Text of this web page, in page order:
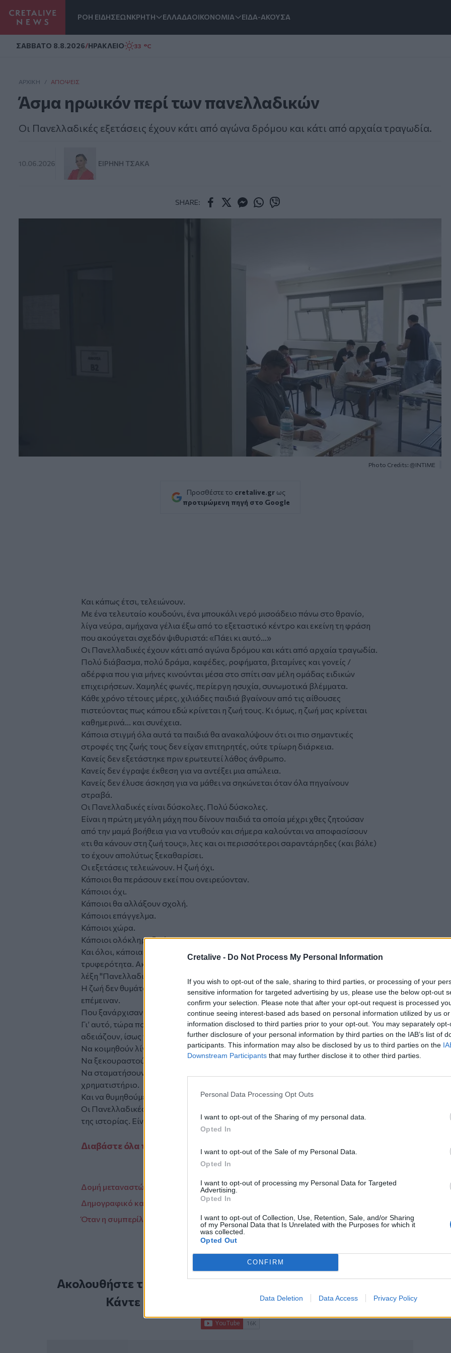
Cretalive - Do Not Process My Personal Information
If you wish to opt-out of the sale, sharing to third parties, or processing of your
sensitive information for targeted advertising by us, please use the below opt-out
confirm your selection. Please note that after your opt-out request is processed
continue seeing interest-based ads based on personal information utilized by us
information disclosed to third parties prior to your opt-out. You may separately
further disclosure of your personal information by third parties on the IAB’s list of
participants. This information may also be disclosed by us to third parties on the
Downstream Participants that may further disclose it to other third parties.
Personal Data Processing Opt Outs
I want to opt-out of the Sharing of my personal data.
Opted In
I want to opt-out of the Sale of my Personal Data.
Opted In
I want to opt-out of processing my Personal Data for Targeted
Advertising.
Opted In
I want to opt-out of Collection, Use, Retention, Sale, and/or Sharing
of my Personal Data that Is Unrelated with the Purposes for which it
was collected.
Opted Out
CONFIRM
Data Deletion Data Access Privacy Policy
ΡΟΗ ΕΙΔΗΣΕΩΝΚΡΗΤΗ ΕΛΛΑΔΑΟΙΚΟΝΟΜΙΑ ΕΙΔΑ-ΑΚΟΥΣΑ
ΣAΒΒΑΤΟ 8.8.2026/ΗΡΑΚΛΕΙΟ 33 °C
ΑΡΧΙΚΗ / ΑΠΌΨΕΙΣ
Άσμα ηρωικόν περί των πανελλαδικών
Οι Πανελλαδικές εξετάσεις έχουν κάτι από αγώνα δρόμου και κάτι από αρχαία τραγωδία.
10.06.2026 ΕΙΡΉΝΗ ΤΣΆΚΑ
SHARE:
Photo Credits: @INTIME
Προσθέστε το cretalive.gr ως
προτιμώμενη πηγή στο Google
Και κάπως έτσι, τελειώνουν.
Με ένα τελευταίο κουδούνι, ένα μπουκάλι νερό μισοάδειο πάνω στο θρανίο,
λίγα νεύρα, αμήχανα γέλια έξω από το εξεταστικό κέντρο και εκείνη τη φράση
που ακούγεται σχεδόν ψιθυριστά: «Πάει κι αυτό…»
Οι Πανελλαδικές έχουν κάτι από αγώνα δρόμου και κάτι από αρχαία τραγωδία.
Πολύ διάβασμα, πολύ δράμα, καφέδες, ροφήματα, βιταμίνες και γονείς /
αδέρφια που για μήνες κινούνται μέσα στο σπίτι σαν μέλη ομάδας ειδικών
επιχειρήσεων. Χαμηλές φωνές, περίεργη ησυχία, συνωμοτικά βλέμματα.
Κάθε χρόνο τέτοιες μέρες, χιλιάδες παιδιά βγαίνουν από τις αίθουσες
πιστεύοντας πως κάπου εδώ κρίνεται η ζωή τους. Κι όμως, η ζωή μας κρίνεται
καθημερινά... και συνέχεια.
Κάποια στιγμή όλα αυτά τα παιδιά θα ανακαλύψουν ότι οι πιο σημαντικές
στροφές της ζωής τους δεν είχαν επιτηρητές, ούτε τρίωρη διάρκεια.
Κανείς δεν εξετάστηκε πριν ερωτευτεί λάθος άνθρωπο.
Κανείς δεν έγραψε έκθεση για να αντέξει μια απώλεια.
Κανείς δεν έλυσε άσκηση για να μάθει να σηκώνεται όταν όλα πηγαίνουν
στραβά.
Οι Πανελλαδικές είναι δύσκολες. Πολύ δύσκολες.
Είναι η πρώτη μεγάλη μάχη που δίνουν παιδιά τα οποία μέχρι χθες ζητούσαν
από την μαμά βοήθεια για να ντυθούν και σήμερα καλούνται να αποφασίσουν
«τι θα κάνουν στη ζωή τους», λες και οι περισσότεροι σαραντάρηδες (και βάλε)
το έχουν απολύτως ξεκαθαρίσει.
Οι εξετάσεις τελειώνουν. Η ζωή όχι.
Κάποιοι θα περάσουν εκεί που ονειρεύονταν.
Κάποιοι όχι.
Κάποιοι θα αλλάξουν σχολή.
Κάποιοι επάγγελμα.
Κάποιοι χώρα.
Κάποιοι ολόκληρη ζωή.
Και όλοι, κάποια στιγμή, θα κοιτάξουν πίσω αυτές τις μέρες με μια περίεργη
τρυφερότητα. Ακόμα κι εκείνοι που σήμερα θέλουν να μην ξανακούσουν ούτε τη
λέξη "Πανελλαδικές".
Η ζωή δεν θυμάται τα μόρια όσο νομίζουμε. Θυμάται τους ανθρώπους που
επέμειναν.
Που ξανάρχισαν. Που βρήκαν άλλον δρόμο όταν ο πρώτος έκλεισε.
Γι’ αυτό, τώρα που τα γραπτά μπήκαν στους φακέλους και τα εξεταστικά κέντρα
αδειάζουν, ίσως να πάρουμε όλοι μια βαθιά ανάσα.
Να κοιμηθούν λίγο τα παιδιά.
Να ξεκουραστούν οι γονείς.
Να σταματήσουν οι αναλύσεις για τις βάσεις λες και πρόκειται για
χρηματιστήριο.
Και να θυμηθούμε το πιο σημαντικό:
Οι Πανελλαδικές μπορεί να είναι ένα μεγάλο κεφάλαιο. Αλλά δεν είναι το τέλος
της ιστορίας. Είναι απλώς μία σελίδα της.
Διαβάστε όλα τα ρεπορτάζ για τις Πανελλαδικές 2026
Δομή μεταναστών: όχι άλλο κάρβουνο!
Δημογραφικό και ακριτικές περιοχές: το κόστος της αδράνειας
Όταν η συμπερίληψη γίνεται πράξη και η Κρήτη εμπνέει τον κόσμο
Ακολουθήστε το Cretalive στοGoogle Newsκαι στοFacebook
Κάντε εγγραφή στο κανάλι μας στο YouTube